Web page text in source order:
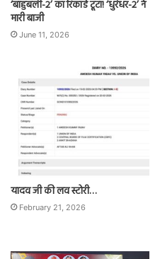
‘बाहुबली-2’ का रिकॉर्ड टूटा! ‘धुरंधर-2’ ने
मारी बाजी
June 11, 2026
यादव जी की लव स्टोरी…
February 21, 2026